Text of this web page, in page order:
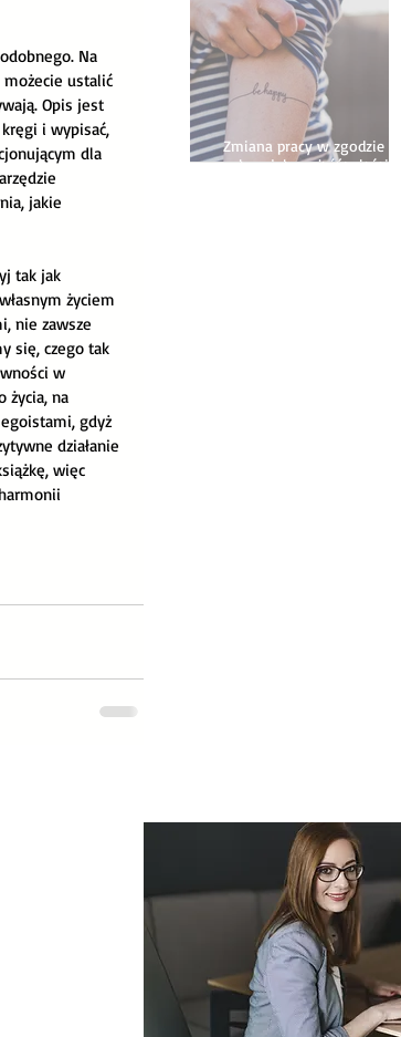
Na
ustalić
Opis jest
i wypisać,
dla
jakie
tak jak
życiem
nie zawsze
się, czego tak
w
życia, na
gdyż
działanie
więc
Zmiana pracy w zgodzie ze
sobą - jak znaleźć właściwą